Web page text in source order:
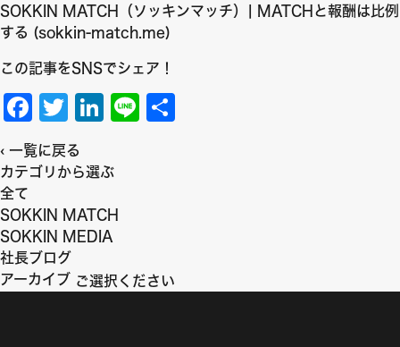
SOKKIN MATCH（ソッキンマッチ）| MATCHと報酬は比例
する (sokkin-match.me)
この記事をSNSでシェア！
F
a
c
b
o
o
T
w
it
e
r
Li
k
dI
n
Li
‹ 一覧に戻る
カテゴリから選ぶ
全て
SOKKIN MATCH
SOKKIN MEDIA
社長ブログ
アーカイブ